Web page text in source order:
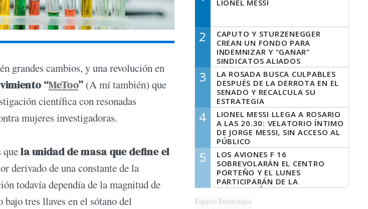
grandes cambios, y una revolución en
“MeToo” (A mí también) que
científica con resonadas
mujeres investigadoras.
quela unidad de masa que define el
derivado de una constante de la
todavía dependía de la magnitud de
tres llaves en el sótano del
LIONEL MESSI
2
CAPUTO Y STURZENEGGER
CREAN UN FONDO PARA
INDEMNIZAR Y “GANAR”
SINDICATOS ALIADOS
3
LA ROSADA BUSCA CULPABLES
DESPUÉS DE LA DERROTA EN EL
SENADO Y RECALCULA SU
ESTRATEGIA
4
LIONEL MESSI LLEGA A ROSARIO
A LAS 20.30: VELATORIO ÍNTIMO
DE JORGE MESSI, SIN ACCESO AL
PÚBLICO
5
LOS AVIONES F 16
SOBREVOLARÁN EL CENTRO
PORTEÑO Y EL LUNES
PARTICIPARÁN DE LA
CELEBRACIÓN DE LA FUERZA
AÉREA
Espacio Publicitario